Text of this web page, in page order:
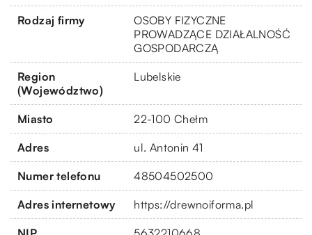
Rodzaj firmy
OSOBY FIZYCZNE
PROWADZĄCE DZIAŁALNOŚĆ
GOSPODARCZĄ
Region
(Województwo)
Lubelskie
Miasto 22-100 Chełm
Adres ul. Antonin 41
Numer telefonu 48504502500
Adres internetowy https://drewnoiforma.pl